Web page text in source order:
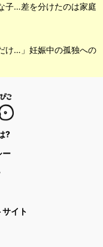
子…差を分けたのは家庭
け…」妊娠中の孤独への
?
ー
イト